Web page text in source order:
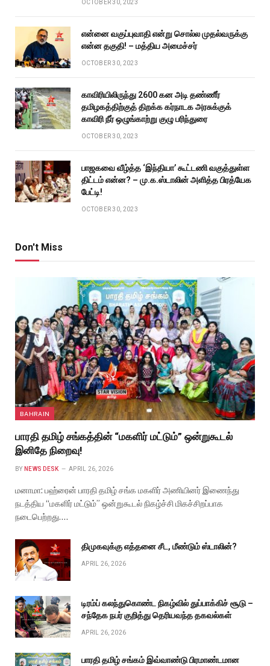
OCTOBER 30, 2023
என்னை வகுப்புவாதி என்று சொல்ல முதல்வருக்கு
என்ன தகுதி! – மத்திய அமைச்சர்
OCTOBER 30, 2023
காவிரியிலிருந்து 2600 கன அடி தண்ணீர்
தமிழகத்திற்குத் திறக்க கர்நாடக அரசுக்குக்
காவிரி நீர் ஒழுங்காற்று குழு பரிந்துரை
OCTOBER 30, 2023
பாஜகவை வீழ்த்த ‘இந்தியா’ கூட்டணி வகுத்துள்ள
திட்டம் என்ன? – மு.க.ஸ்டாலின் அளித்த பிரத்யேக
பேட்டி!
OCTOBER 30, 2023
Don't Miss
BAHRAIN
பாரதி தமிழ் சங்கத்தின் “மகளிர் மட்டும்” ஒன்றுகூடல்
இனிதே நிறைவு!
BY NEWS DESK APRIL 26, 2026
மனாமா: பஹ்ரைன் பாரதி தமிழ் சங்க மகளிர் அணியினர் இணைந்து
நடத்திய “மகளிர் மட்டும்” ஒன்றுகூடல் நிகழ்ச்சி மிகச்சிறப்பாக
நடைபெற்றது.…
திமுகவுக்கு எத்தனை சீட, மீண்டும் ஸ்டாலின்?
APRIL 26, 2026
டிரம்ப் கலந்துகொண்ட நிகழ்வில் துப்பாக்கிச் சூடு –
சந்தேக நபர் குறித்து தெரியவந்த தகவல்கள்
APRIL 26, 2026
பாரதி தமிழ் சங்கம் இவ்வாண்டு பிரமாண்டமான